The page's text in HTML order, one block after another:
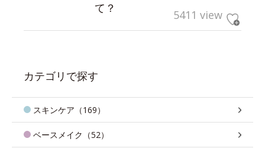
て？
5411 view
カテゴリで探す
スキンケア（169）
ベースメイク（52）